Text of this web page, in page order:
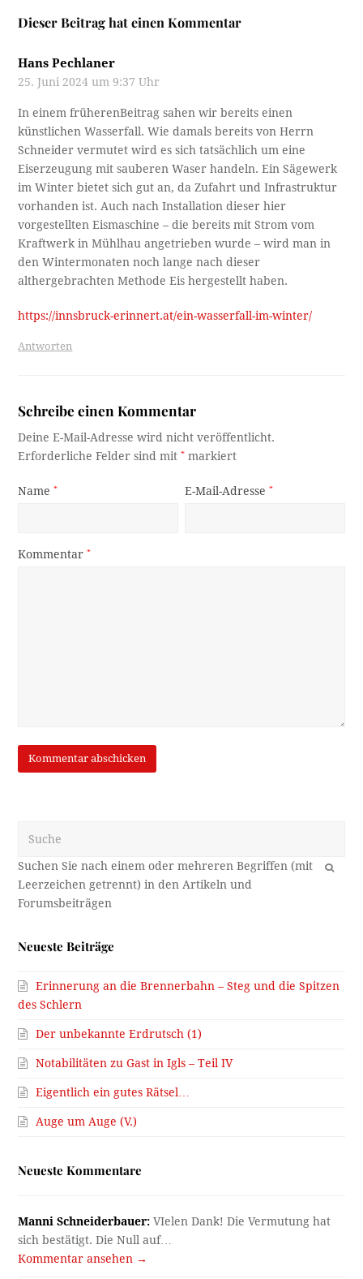
Dieser Beitrag hat einen Kommentar
Hans Pechlaner
25. Juni 2024 um 9:37 Uhr
In einem früherenBeitrag sahen wir bereits einen
künstlichen Wasserfall. Wie damals bereits von Herrn
Schneider vermutet wird es sich tatsächlich um eine
Eiserzeugung mit sauberen Waser handeln. Ein Sägewerk
im Winter bietet sich gut an, da Zufahrt und Infrastruktur
vorhanden ist. Auch nach Installation dieser hier
vorgestellten Eismaschine – die bereits mit Strom vom
Kraftwerk in Mühlhau angetrieben wurde – wird man in
den Wintermonaten noch lange nach dieser
althergebrachten Methode Eis hergestellt haben.
https://innsbruck-erinnert.at/ein-wasserfall-im-winter/
Antworten
Schreibe einen Kommentar
Deine E-Mail-Adresse wird nicht veröffentlicht.
Erforderliche Felder sind mit* markiert
Name* E-Mail-Adresse*
Kommentar*
OK
Neueste Beiträge
Erinnerung an die Brennerbahn – Steg und die Spitzen
des Schlern
Der unbekannte Erdrutsch (1)
Notabilitäten zu Gast in Igls – Teil IV
Eigentlich ein gutes Rätsel…
Auge um Auge (V.)
Neueste Kommentare
Manni Schneiderbauer: VIelen Dank! Die Vermutung hat
sich bestätigt. Die Null auf…
Kommentar ansehen →